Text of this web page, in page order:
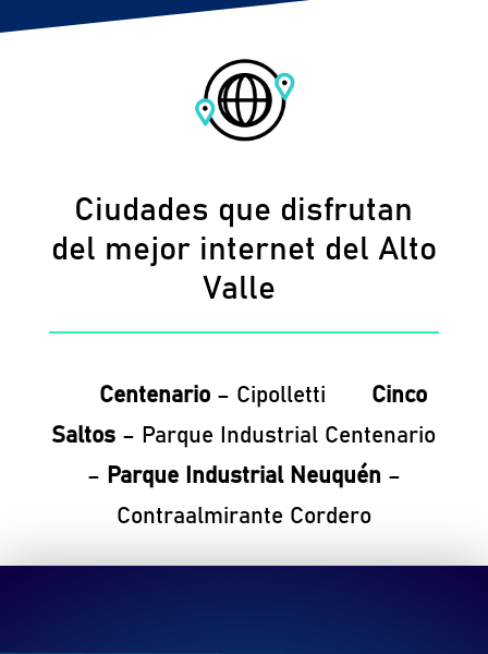
Ciudades que disfrutan
del mejor internet del Alto
Valle
Centenario – Cipolletti
Cinco
Saltos – Parque Industrial Centenario
– Parque Industrial Neuquén –
Contraalmirante Cordero